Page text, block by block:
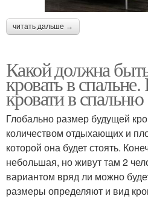
читать дальше →
Какой должна
кровать в
кровати в спальню
Глобально размер будущей
количеством отдыхающих и
которой она будет стоять.
небольшая, но живут там 2
вариантом вряд ли можно
размеры определяют и вид